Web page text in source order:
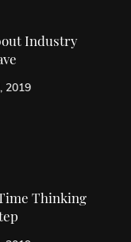
Industry
2019
Thinking